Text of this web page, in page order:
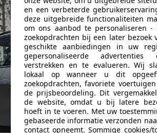
en een verbeterde
deze uitgebreide functionaliteiten
om ons aanbod te personaliseren
zoekopdrachten bij een later bezoek
geschikte aanbiedingen in uw
gepersonaliseerde
verstrekken en te evalueren. Wij
lokaal op wanneer u dit
zoekopdrachten, favoriete
de prijsbeoordeling. Dit
de website, omdat u bij latere
hoeft in te voeren. Met uw
gebaseerde informatie verzonden
contact opneemt. Sommige cookies/